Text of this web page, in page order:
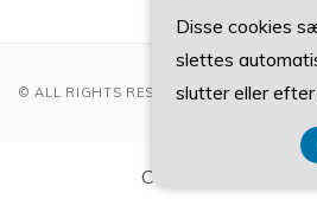
© ALL RIGHTS RESERVED 2022
CVR-Nummer
Disse cookies
slettes
slutter eller